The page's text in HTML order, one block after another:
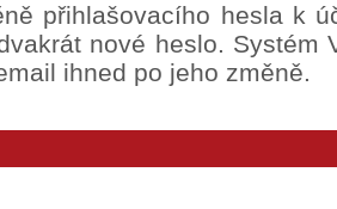
přihlašovacího hesla k
nové heslo. Systém
ihned po jeho změně.